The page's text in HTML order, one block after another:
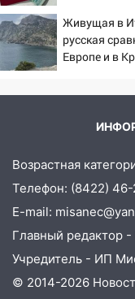
14:26
В
по улице
14:23
67%
повысят
более 4,6
судом
13:36 В Инзе
13:00 В суде
мужчины,
обвиняли в
Живущая в
русская
Европе и в
Возрастная
Телефон: (8422)
E-mail:
Главный редактор
Учредитель - ИП
© 2014-2026